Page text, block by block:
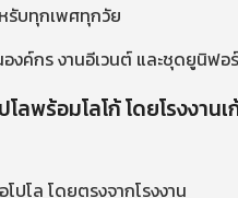
หรับทุกเพศทุกวัย
องค์กร งานอีเวนต์ และชุดยูนิฟอ
ลพร้อมโลโก้ โดยโรงงาน
ปโล โดยตรงจากโรงงาน